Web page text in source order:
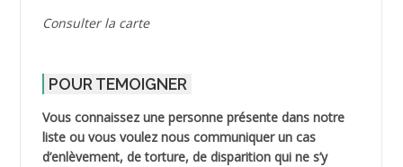
Consulter la carte
POUR TEMOIGNER
Vous connaissez une personne présente dans notre
liste ou vous voulez nous communiquer un cas
d’enlèvement, de torture, de disparition qui ne s’y